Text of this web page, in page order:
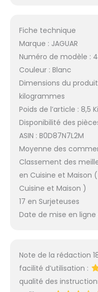
Fiche technique
Marque : JAGUAR
Numéro de modèle :
Couleur : Blanc
Dimensions du
kilogrammes
Poids de l’article : 8,5
Disponibilité des
ASIN : B0D87N7L2M
Moyenne des
Classement des
en Cuisine et Maison
Cuisine et Maison )
17 en Surjeteuses
Date de mise en ligne
Note de la rédaction
facilité d’utilisation :
qualité des